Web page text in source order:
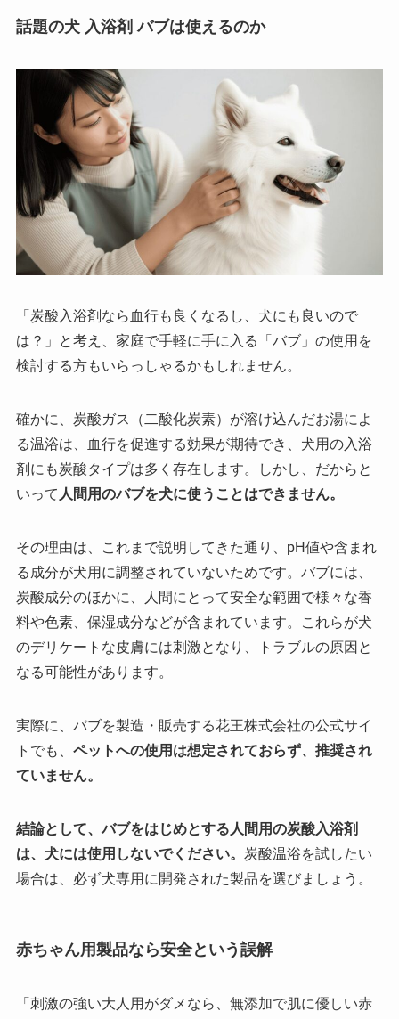
話題の犬 入浴剤 バブは使えるのか
「炭酸入浴剤なら血行も良くなるし、犬にも良いので
は？」と考え、家庭で手軽に手に入る「バブ」の使用を
検討する方もいらっしゃるかもしれません。
確かに、炭酸ガス（二酸化炭素）が溶け込んだお湯によ
る温浴は、血行を促進する効果が期待でき、犬用の入浴
剤にも炭酸タイプは多く存在します。しかし、だからと
いって 人間用のバブを犬に使うことはできません。
その理由は、これまで説明してきた通り、pH値や含まれ
る成分が犬用に調整されていないためです。バブには、
炭酸成分のほかに、人間にとって安全な範囲で様々な香
料や色素、保湿成分などが含まれています。これらが犬
のデリケートな皮膚には刺激となり、トラブルの原因と
なる可能性があります。
実際に、バブを製造・販売する花王株式会社の公式サイ
トでも、 ペットへの使用は想定されておらず、推奨され
ていません。
結論として、バブをはじめとする人間用の炭酸入浴剤
は、犬には使用しないでください。 炭酸温浴を試したい
場合は、必ず犬専用に開発された製品を選びましょう。
赤ちゃん用製品なら安全という誤解
「刺激の強い大人用がダメなら、無添加で肌に優しい赤